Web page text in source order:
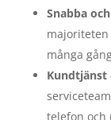
Snabba
många
telefon och